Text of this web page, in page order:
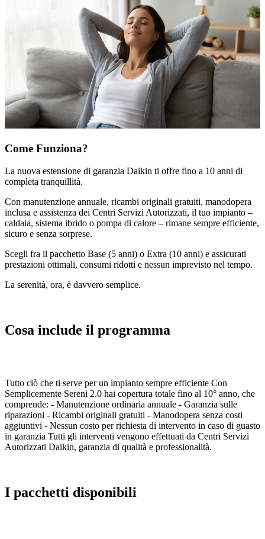
Come Funziona?
La nuova estensione di garanzia Daikin ti offre fino a 10 anni di
completa tranquillità.
Con manutenzione annuale, ricambi originali gratuiti, manodopera
inclusa e assistenza dei Centri Servizi Autorizzati, il tuo impianto –
caldaia, sistema ibrido o pompa di calore – rimane sempre efficiente,
sicuro e senza sorprese.
Scegli fra il pacchetto Base (5 anni) o Extra (10 anni) e assicurati
prestazioni ottimali, consumi ridotti e nessun imprevisto nel tempo.
La serenità, ora, è davvero semplice.
Cosa include il programma
Tutto ciò che ti serve per un impianto sempre efficiente Con
Semplicemente Sereni 2.0 hai copertura totale fino al 10° anno, che
comprende: - Manutenzione ordinaria annuale - Garanzia sulle
riparazioni - Ricambi originali gratuiti - Manodopera senza costi
aggiuntivi - Nessun costo per richiesta di intervento in caso di guasto
in garanzia Tutti gli interventi vengono effettuati da Centri Servizi
Autorizzati Daikin, garanzia di qualità e professionalità.
I pacchetti disponibili